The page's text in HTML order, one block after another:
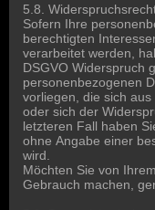
5.8.
Sofern Ihre
berechtigten
verarbeitet werden,
DSGVO Widerspruch
personenbezogenen
vorliegen, die sich
oder sich der
letzteren Fall haben
ohne Angabe einer
wird.
Möchten Sie von
Gebrauch machen,